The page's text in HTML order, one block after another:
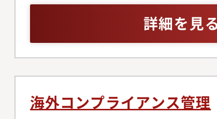
ニュアルの作成及び
メント研修に係る資
ング・リスクマネジ
ルテーション対応・
ト業務全般
グループ本社におけ
支援、研修・啓発活
各国拠点のコンプラ
携・支援※グローバル
ながら、倫理・コン
推進するポジション
上級担当者として、
語での法律・ガイド
ミュニケーション能
詳細を見
海外コンプライアンス管理